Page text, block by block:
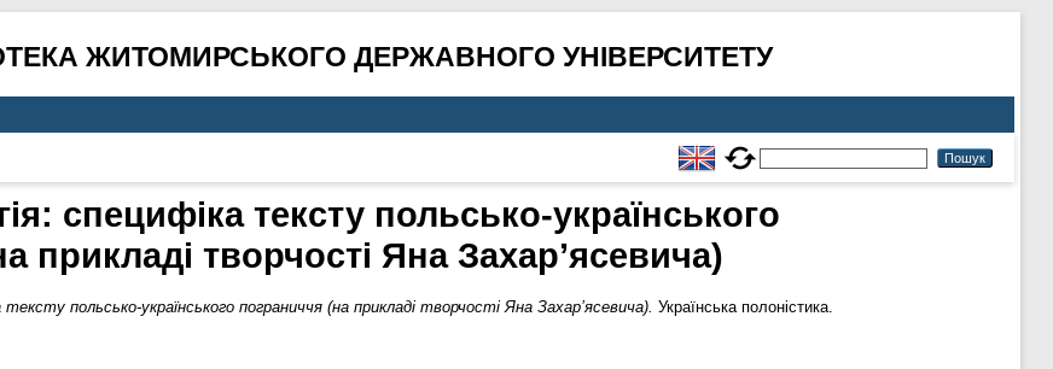
ЖИТОМИРСЬКОГО ДЕРЖАВНОГО УНІВЕРСИТЕТУ
специфіка тексту польсько-українського
прикладі творчості Яна Захар’ясевича)
тексту польсько-українського пограниччя (на прикладі творчості Яна Захар’ясевича). Українська полоністика.